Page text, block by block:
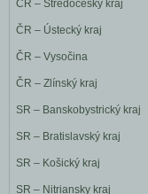
ČR – Středočeský kraj
ČR – Ústecký kraj
ČR – Vysočina
ČR – Zlínský kraj
SR – Banskobystrický kraj
SR – Bratislavský kraj
SR – Košický kraj
SR – Nitriansky kraj